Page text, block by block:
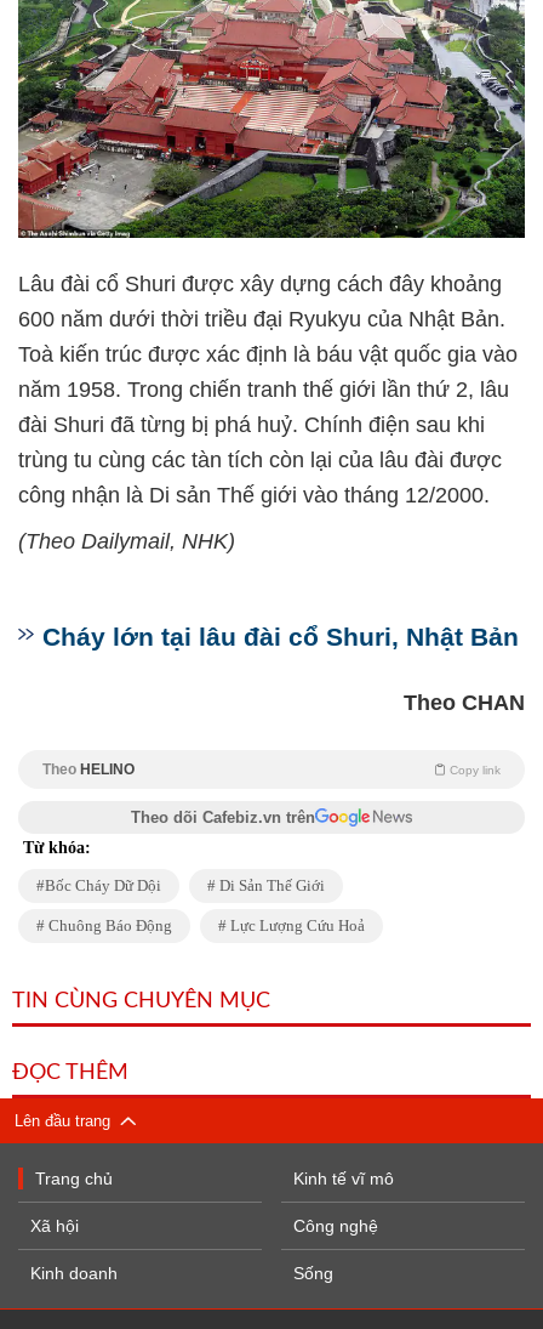
Lâu đài cổ Shuri được xây dựng cách đây khoảng
600 năm dưới thời triều đại Ryukyu của Nhật Bản.
Toà kiến trúc được xác định là báu vật quốc gia vào
năm 1958. Trong chiến tranh thế giới lần thứ 2, lâu
đài Shuri đã từng bị phá huỷ. Chính điện sau khi
trùng tu cùng các tàn tích còn lại của lâu đài được
công nhận là Di sản Thế giới vào tháng 12/2000.
(Theo Dailymail, NHK)
Cháy lớn tại lâu đài cổ Shuri, Nhật Bản
Theo CHAN
Theo HELINO Copy link
Theo dõi Cafebiz.vn trên
Từ khóa:
Bốc Cháy Dữ Dội Di Sản Thế Giới
Chuông Báo Động Lực Lượng Cứu Hoả
TIN CÙNG CHUYÊN MỤC
ĐỌC THÊM
Lên đầu trang
Trang chủ
Xã hội
Kinh doanh
Kinh tế vĩ mô
Công nghệ
Sống